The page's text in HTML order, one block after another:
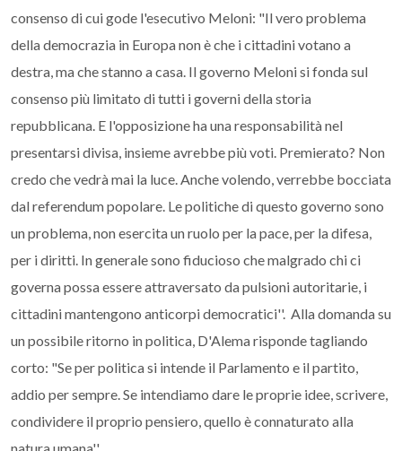
consenso di cui gode l'esecutivo Meloni: "Il vero problema
della democrazia in Europa non è che i cittadini votano a
destra, ma che stanno a casa. Il governo Meloni si fonda sul
consenso più limitato di tutti i governi della storia
repubblicana. E l'opposizione ha una responsabilità nel
presentarsi divisa, insieme avrebbe più voti. Premierato? Non
credo che vedrà mai la luce. Anche volendo, verrebbe bocciata
dal referendum popolare. Le politiche di questo governo sono
un problema, non esercita un ruolo per la pace, per la difesa,
per i diritti. In generale sono fiducioso che malgrado chi ci
governa possa essere attraversato da pulsioni autoritarie, i
cittadini mantengono anticorpi democratici''. Alla domanda su
un possibile ritorno in politica, D'Alema risponde tagliando
corto: "Se per politica si intende il Parlamento e il partito,
addio per sempre. Se intendiamo dare le proprie idee, scrivere,
condividere il proprio pensiero, quello è connaturato alla